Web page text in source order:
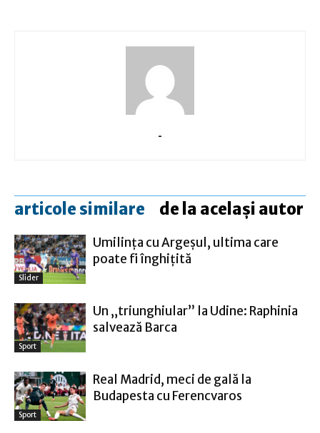
-
articole similare de la același autor
Slider
Umilinţa cu Argeşul, ultima care
poate fi înghiţită
Sport
Un „triunghiular” la Udine: Raphinia
salvează Barca
Sport
Real Madrid, meci de gală la
Budapesta cu Ferencvaros